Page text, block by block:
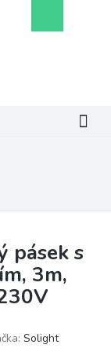
košík
pásek s
3m,
Solight